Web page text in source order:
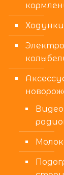
Ходунки